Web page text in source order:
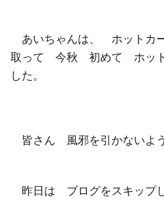
あいちゃんは、 ホットカ
取って 今秋 初めて ホット
した。
皆さん 風邪を引かないよ
昨日は ブログをスキップ